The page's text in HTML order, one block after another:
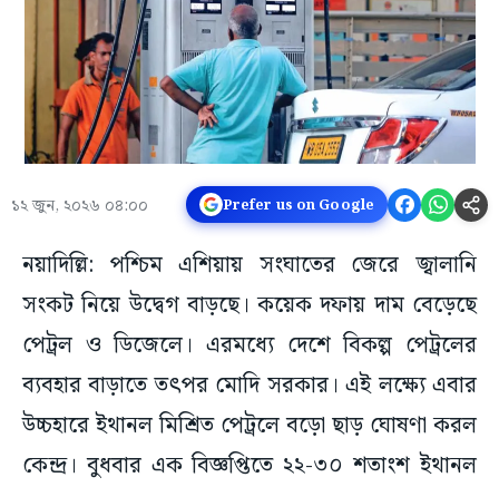
১২ জুন, ২০২৬ ০৪:০০ Prefer us on Google
নয়াদিল্লি: পশ্চিম এশিয়ায় সংঘাতের জেরে জ্বালানি
সংকট নিয়ে উদ্বেগ বাড়ছে। কয়েক দফায় দাম বেড়েছে
পেট্রল ও ডিজেলে। এরমধ্যে দেশে বিকল্প পেট্রলের
ব্যবহার বাড়াতে তৎপর মোদি সরকার। এই লক্ষ্যে এবার
উচ্চহারে ইথানল মিশ্রিত পেট্রলে বড়ো ছাড় ঘোষণা করল
কেন্দ্র। বুধবার এক বিজ্ঞপ্তিতে ২২-৩০ শতাংশ ইথানল